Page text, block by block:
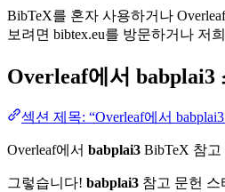
BibTeX를 혼자 사용하거나
보려면 bibtex.eu를 방문하거나 저
Overleaf에서 babplai3
섹션 제목: “Overleaf에서
Overleaf에서 babplai3 BibTeX 참
그렇습니다! babplai3 참고 문헌 스